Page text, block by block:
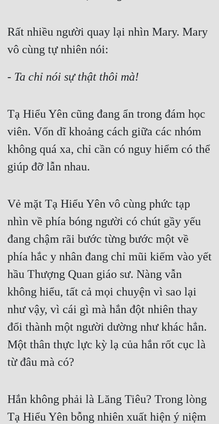
Đông Phương
Đông Phương Huyền Huyễn
Ngự Thú
Xây Dựng Thế Lực
Đam Mỹ
Đẹp
Đẹp Hiệp
Cơ Trí
Sát Phạt Quyết Đoán
Vô Sỉ
Điềm Đạm
Rất nhiều người quay lại nhìn Mary. Mary
vô cùng tự nhiên nói:
- Ta chỉ nói sự thật thôi mà!
Tạ Hiểu Yên cũng đang ẩn trong đám học
viên. Vốn dĩ khoảng cách giữa các nhóm
không quá xa, chỉ cần có nguy hiểm có thể
giúp đỡ lẫn nhau.
Vẻ mặt Tạ Hiểu Yên vô cùng phức tạp
nhìn về phía bóng người có chút gầy yếu
đang chậm rãi bước từng bước một về
phía hắc y nhân đang chỉ mũi kiếm vào yết
hầu Thượng Quan giáo sư. Nàng vẫn
không hiểu, tất cả mọi chuyện vì sao lại
như vậy, vì cái gì mà hắn đột nhiên thay
đổi thành một người dường như khác hẳn.
Một thân thực lực kỳ lạ của hắn rốt cục là
từ đâu mà có?
Hắn không phải là Lăng Tiêu? Trong lòng
Tạ Hiểu Yên bỗng nhiên xuất hiện ý niệm